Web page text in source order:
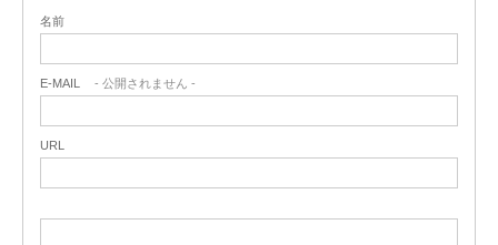
名前
E-MAIL - 公開されません -
URL